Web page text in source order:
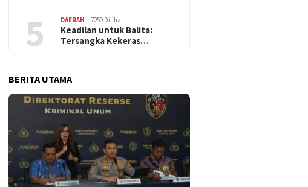
5 DAERAH 7250 Dilihat
Keadilan untuk Balita:
Tersangka Kekeras…
BERITA UTAMA